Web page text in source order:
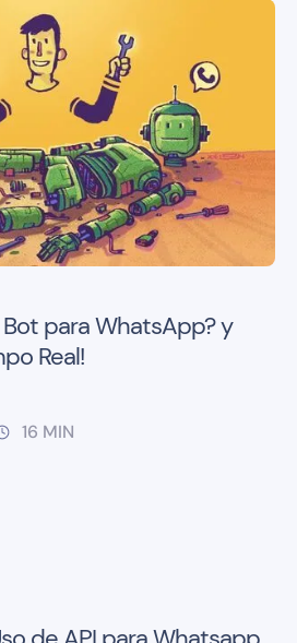
para WhatsApp? y
Real!
16 MIN